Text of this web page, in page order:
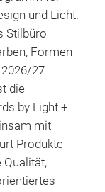
und Licht.
Stilbüro
Formen
27
die
by Light +
mit
Produkte
Qualität,